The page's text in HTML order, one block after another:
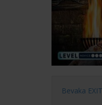
Bevaka